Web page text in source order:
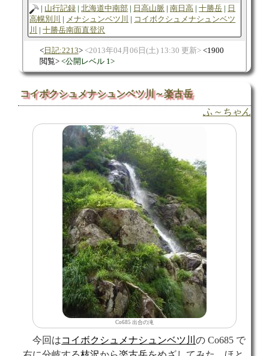
山行記録
北海道中南部 日高山脈 南日高 十勝岳
日
高幌別川
メナシュンベツ川
コイボクシュメナシュンベツ
川
十勝岳南面直登沢
日記:2213 2013年04月06日(土) 13:30 更新
1900
閲覧
公開レベル 1
コイボクシュメナシュンベツ川～楽古岳
ふ～ちゃん
Co685 出合の滝
今回はコイボクシュメナシュンベツ川の Co685 で